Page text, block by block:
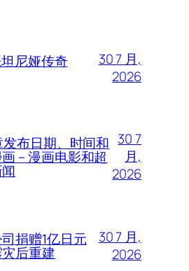
尼娅传奇
30 7 月,
2026
布日期、时间和
– 漫画电影和超
30 7
月,
2026
捐赠1亿日元
后重建
30 7 月,
2026